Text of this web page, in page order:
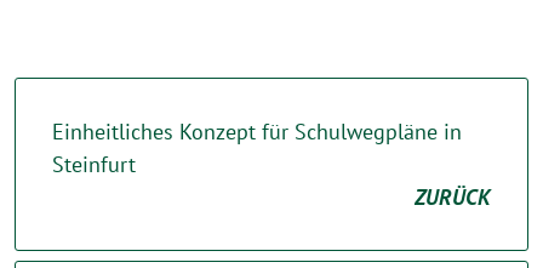
Einheitliches Konzept für Schulwegpläne in
Steinfurt
ZURÜCK